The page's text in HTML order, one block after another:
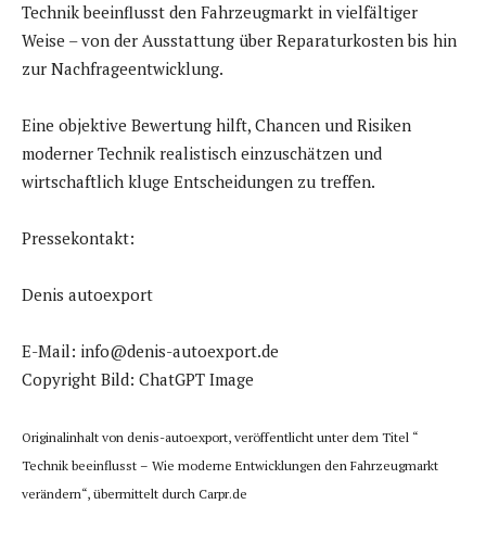
Technik beeinflusst den Fahrzeugmarkt in vielfältiger
Weise – von der Ausstattung über Reparaturkosten bis hin
zur Nachfrageentwicklung.
Eine objektive Bewertung hilft, Chancen und Risiken
moderner Technik realistisch einzuschätzen und
wirtschaftlich kluge Entscheidungen zu treffen.
Pressekontakt:
Denis autoexport
E-Mail: info@denis-autoexport.de
Copyright Bild: ChatGPT Image
Originalinhalt von denis-autoexport, veröffentlicht unter dem Titel “
Technik beeinflusst – Wie moderne Entwicklungen den Fahrzeugmarkt
verändern“, übermittelt durch Carpr.de